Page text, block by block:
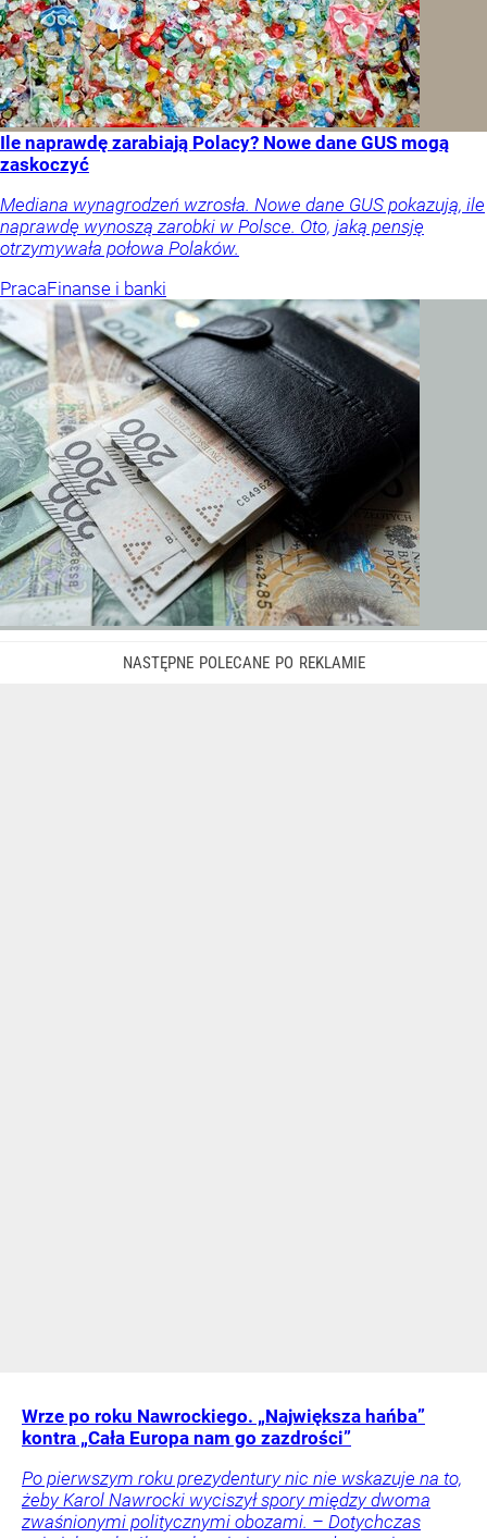
Ile naprawdę zarabiają Polacy? Nowe dane GUS mogą
zaskoczyć
Mediana wynagrodzeń wzrosła. Nowe dane GUS pokazują, ile
naprawdę wynoszą zarobki w Polsce. Oto, jaką pensję
otrzymywała połowa Polaków.
PracaFinanse i banki
Wrze po roku Nawrockiego. „Największa hańba”
kontra „Cała Europa nam go zazdrości”
Po pierwszym roku prezydentury nic nie wskazuje na to,
żeby Karol Nawrocki wyciszył spory między dwoma
zwaśnionymi politycznymi obozami. – Dotychczas